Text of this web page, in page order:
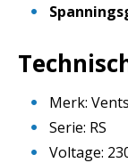
Merk: Vents
Serie: RS
Voltage: